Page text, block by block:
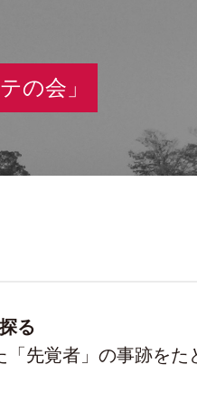
の会」
る
先覚者」の事跡をた